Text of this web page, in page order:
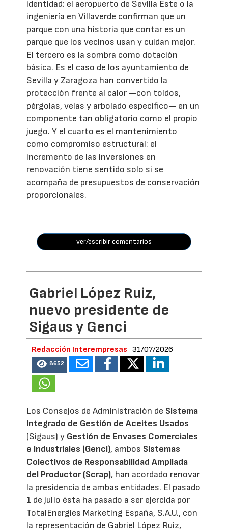
identidad: el aeropuerto de Sevilla Este o la
ingeniería en Villaverde confirman que un
parque con una historia que contar es un
parque que los vecinos usan y cuidan mejor.
El tercero es la sombra como dotación
básica. Es el caso de los ayuntamiento de
Sevilla y Zaragoza han convertido la
protección frente al calor —con toldos,
pérgolas, velas y arbolado específico— en un
componente tan obligatorio como el propio
juego. Y el cuarto es el mantenimiento
como compromiso estructural: el
incremento de las inversiones en
renovación tiene sentido solo si se
acompaña de presupuestos de conservación
proporcionales.
ver/escribir comentarios
Gabriel López Ruiz,
nuevo presidente de
Sigaus y Genci
Redacción Interempresas 31/07/2026
8652
Los Consejos de Administración de Sistema
Integrado de Gestión de Aceites Usados
(Sigaus) y Gestión de Envases Comerciales
e Industriales (Genci), ambos Sistemas
Colectivos de Responsabilidad Ampliada
del Productor (Scrap), han acordado renovar
la presidencia de ambas entidades. El pasado
1 de julio ésta ha pasado a ser ejercida por
TotalEnergies Marketing España, S.A.U., con
la representación de Gabriel López Ruiz,